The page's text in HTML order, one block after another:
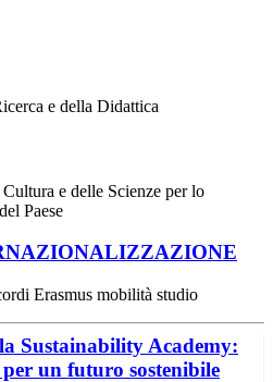
e della Didattica
e delle Scienze per lo
Paese
Erasmus mobilità studio
Sustainability Academy:
un futuro sostenibile